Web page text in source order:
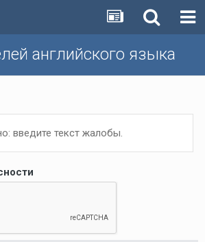
английского языка
введите текст жалобы.